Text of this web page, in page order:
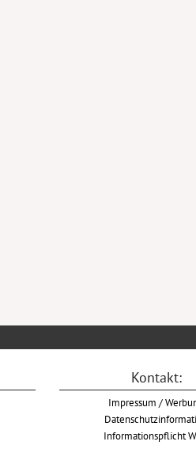
Kontakt:
Impressum /
Informationspflicht